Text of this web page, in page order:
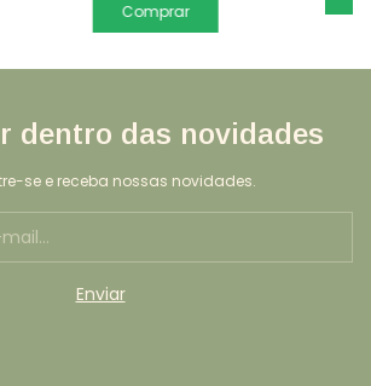
Comprar
dentro das novidades
se e receba nossas novidades.